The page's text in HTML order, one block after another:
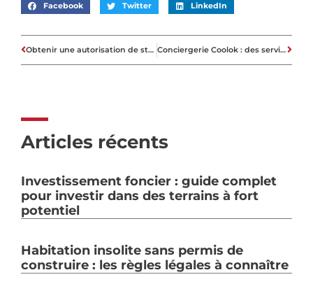
Facebook Twitter LinkedIn
Obtenir une autorisation de stationnement à Paris pour un déménagement sans stress Conciergerie Coolok : des services sur mesure pour vos locations
Articles récents
Investissement foncier : guide complet
pour investir dans des terrains à fort
potentiel
Habitation insolite sans permis de
construire : les règles légales à connaître